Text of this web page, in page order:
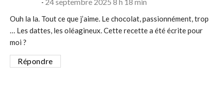
Ouh la la. Tout ce que j’aime. Le chocolat, passionnément, trop
… Les dattes, les oléagineux. Cette recette a été écrite pour
moi ?
Répondre